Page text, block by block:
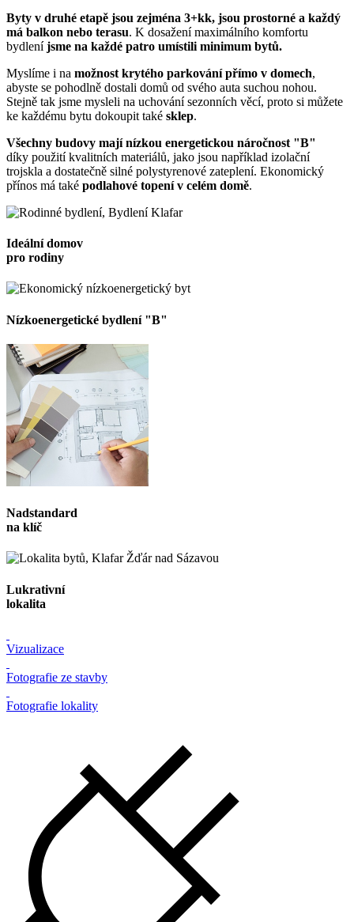
Byty v druhé etapě jsou zejména 3+kk, jsou prostorné a každý
má balkon nebo terasu. K dosažení maximálního komfortu
bydleníjsme na každé patro umístili minimum bytů.
Myslíme i na možnost krytého parkování přímo v domech,
abyste se pohodlně dostali domů od svého auta suchou nohou.
Stejně tak jsme mysleli na uchování sezonních věcí, proto si můžete
ke každému bytu dokoupit také sklep.
Všechny budovy mají nízkou energetickou náročnost "B"
díky použití kvalitních materiálů, jako jsou například izolační
trojskla a dostatečně silné polystyrenové zateplení. Ekonomický
přínos má také podlahové topení v celém domě.
Ideální domov
pro rodiny
Nízkoenergetické bydlení "B"
Nadstandard
na klíč
Lukrativní
lokalita
Vizualizace
Fotografie ze stavby
Fotografie lokality